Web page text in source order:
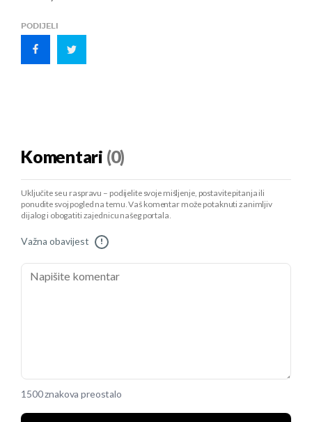
PODIJELI
Komentari (0)
Uključite se u raspravu – podijelite svoje mišljenje, postavite pitanja ili
ponudite svoj pogled na temu. Vaš komentar može potaknuti zanimljiv
dijalog i obogatiti zajednicu našeg portala.
Važna obavijest !
1500 znakova preostalo